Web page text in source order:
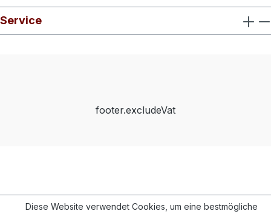
Service
footer.excludeVat
Diese Website verwendet Cookies, um eine bestmögliche